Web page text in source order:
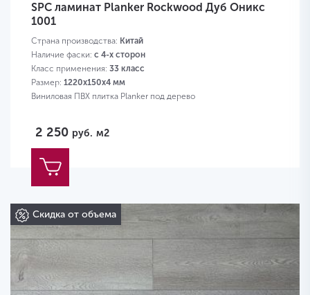
SPC ламинат Planker Rockwood Дуб Оникс
1001
Страна производства: Китай
Наличие фаски: с 4-х сторон
Класс применения: 33 класс
Размер: 1220х150х4 мм
Виниловая ПВХ плитка Planker под дерево
2 250 руб. м2
Скидка от объема